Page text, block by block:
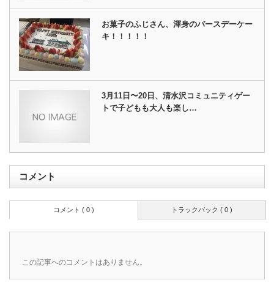
お菓子のふじさん、渾身のバースデーケー
キ！！！！！
3月11日〜20日、清水沢コミュニティゲー
トで子どもも大人も楽し…
コメント
トラックバック ( 0 )
コメント ( 0 )
この記事へのコメントはありません。